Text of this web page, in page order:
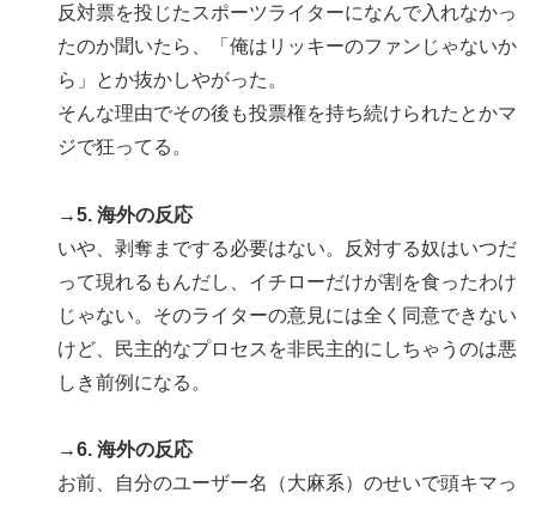
反対票を投じたスポーツライターになんで入れなかっ
たのか聞いたら、「俺はリッキーのファンじゃないか
ら」とか抜かしやがった。
そんな理由でその後も投票権を持ち続けられたとかマ
ジで狂ってる。
→5. 海外の反応
いや、剥奪までする必要はない。反対する奴はいつだ
って現れるもんだし、イチローだけが割を食ったわけ
じゃない。そのライターの意見には全く同意できない
けど、民主的なプロセスを非民主的にしちゃうのは悪
しき前例になる。
→6. 海外の反応
お前、自分のユーザー名（大麻系）のせいで頭キマっ